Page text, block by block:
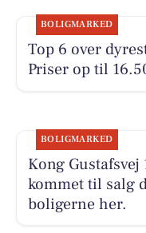
BOLIGMARKED
Top 6 over
Priser op til
BOLIGMARKED
Kong
kommet til salg
boligerne her.